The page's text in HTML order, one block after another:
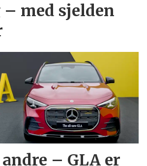
med sjelden
– GLA er